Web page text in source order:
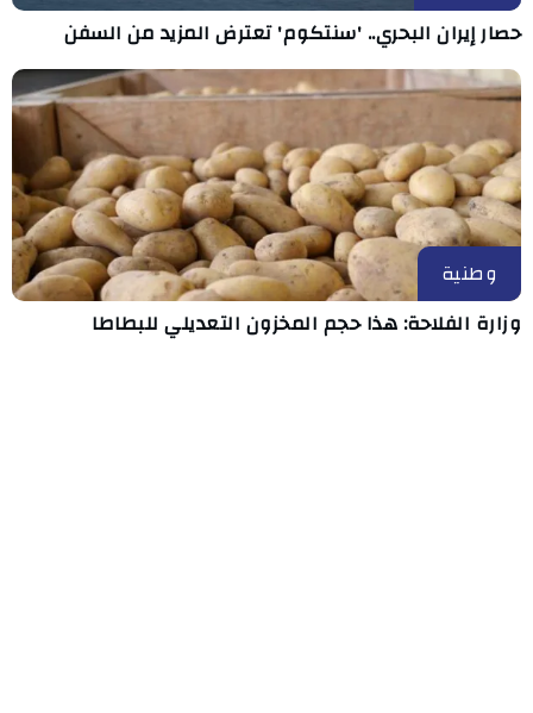
حصار إيران البحري.. 'سنتكوم' تعترض المزيد من السفن
وطنية
وزارة الفلاحة: هذا حجم المخزون التعديلي للبطاطا